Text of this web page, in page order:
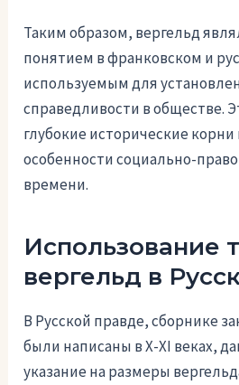
Таким образом, вергельд
понятием в франковском и
используемым для
справедливости в обществе.
глубокие исторические корни
особенности социально-
времени.
Использование
вергельд в
В Русской правде, сборнике
были написаны в X-XI веках,
указание на размеры